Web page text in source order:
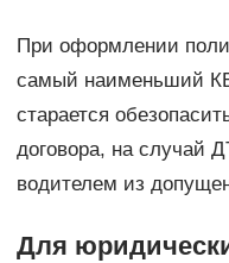
При оформлении
самый наименьший
старается
договора, на случай
водителем из
Для